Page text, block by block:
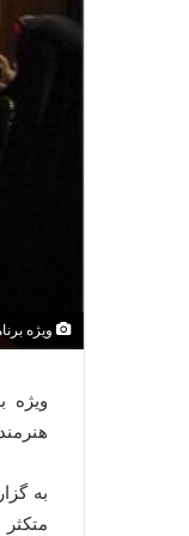
ویژه
ویژه
به